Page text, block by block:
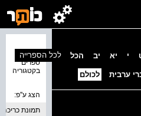
י יא יב הכל
ערבית לכולם
ספרים
בקטגוריה
לכל הספרייה
הצג ע''פ:
תמונת כריכה